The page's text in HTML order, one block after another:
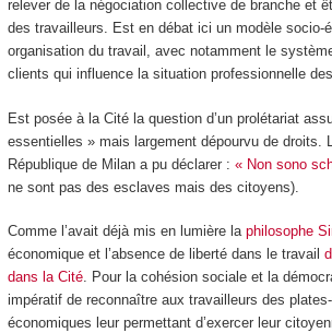
relever de la négociation collective de branche et
des travailleurs. Est en débat ici un modèle socio-
organisation du travail, avec notamment le
clients qui influence la situation professionnelle
Est posée à la Cité la question d’un prolétariat
essentielles » mais largement dépourvu de droits.
République de Milan a pu déclarer : « Non sono
ne sont pas des esclaves mais des citoyens).
Comme l’avait déjà mis en lumière la philosophe
économique et l’absence de liberté dans le travail
dans la Cité. Pour la cohésion sociale et la
impératif de reconnaître aux travailleurs des
économiques leur permettant d’exercer leur